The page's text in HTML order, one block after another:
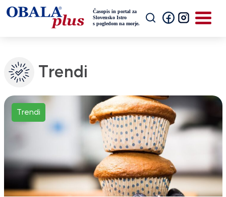
Trendi
Trendi